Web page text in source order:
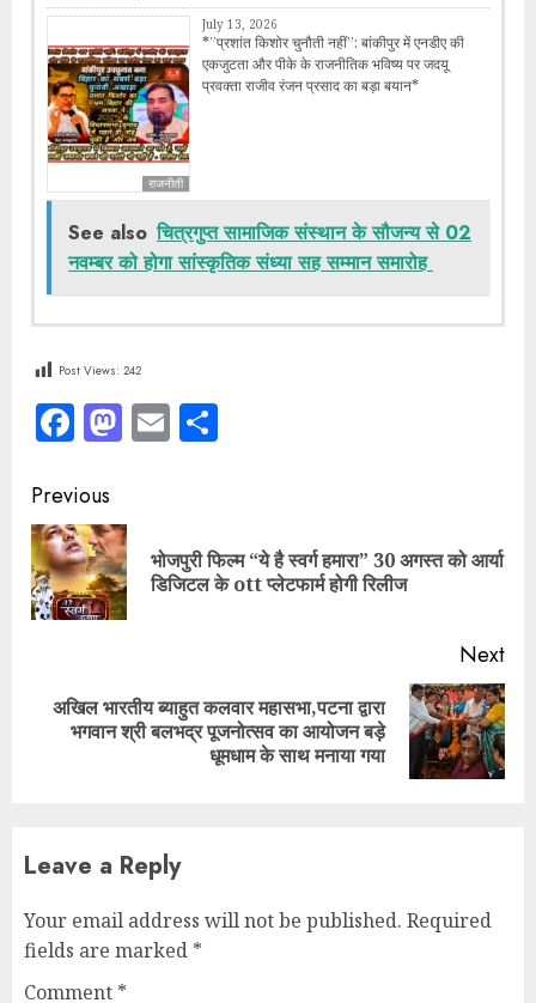
राजनीती
July 13, 2026
*​”प्रशांत किशोर चुनौती नहीं”: बांकीपुर में एनडीए की
एकजुटता और पीके के राजनीतिक भविष्य पर जदयू
प्रवक्ता राजीव रंजन प्रसाद का बड़ा बयान*
See also चित्रगुप्त सामाजिक संस्थान के सौजन्य से 02
नवम्बर को होगा सांस्कृतिक संध्या सह सम्मान समारोह
Post Views: 242
Facebook
Mastodon
Email
Continue
Reading
Previous
भोजपुरी फिल्म “ये है स्वर्ग हमारा” 30 अगस्त को आर्या
डिजिटल के ott प्लेटफार्म होगी रिलीज
Next
Next
अखिल भारतीय ब्याहुत कलवार महासभा,पटना द्वारा
भगवान श्री बलभद्र पूजनोत्सव का आयोजन बड़े
धूमधाम के साथ मनाया गया
Leave a Reply
Your email address will not be published. Required
fields are marked *
Comment *